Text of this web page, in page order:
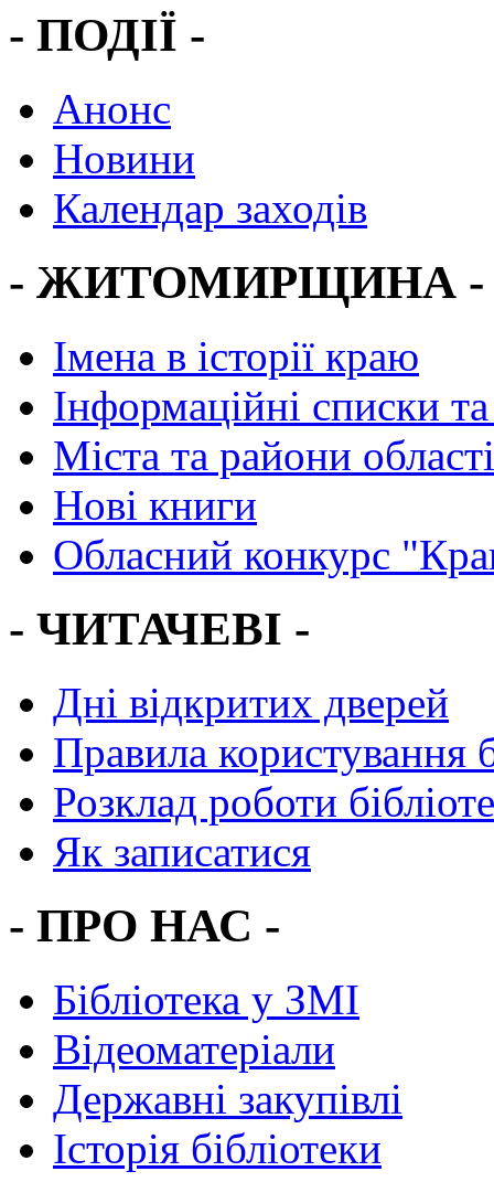
- ПОДІЇ -
Анонс
Новини
Календар заходів
- ЖИТОМИРЩИНА -
Імена в історії краю
Інформаційні списки
Міста та райони області
Нові книги
Обласний конкурс
- ЧИТАЧЕВІ -
Дні відкритих дверей
Правила користування
Розклад роботи
Як записатися
- ПРО НАС -
Бібліотека у ЗМІ
Відеоматеріали
Державні закупівлі
Історія бібліотеки